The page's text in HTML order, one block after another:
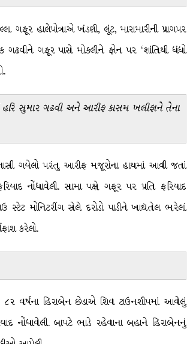
હાલેપોત્રાએ ખંડણી, લૂંટ, મારામારીની પ્રાગપર
ગઢવીને ગફૂર પાસે મોકલીને ફોન પર ‘શાંતિથી ધંધો
હરિ સુમાર ગઢવી અને આરીફ કાસમ ખલીફાને તેના
ગયેલો પરંતુ આરીફ મજૂરોના હાથમાં આવી જતાં
નોંધાવેલી. સામા પક્ષે ગફૂર પર પ્રતિ ફરિયાદ
મોનિટરીંગ સેલે દરોડો પાડીને ખાદ્યતેલ ભરેલાં
કરેલો.
હિરાબેન છેડાએ શિવ ટાઉનશીપમાં આવેલું
નોંધાવેલી. બાપટે ભાડે રહેવાના બહાને હિરાબેનનું